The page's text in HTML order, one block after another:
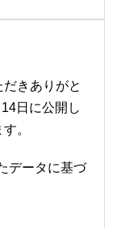
きありがと
日に公開し
。
データに基づ